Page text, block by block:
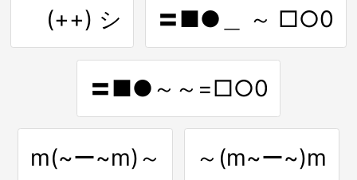
ゞ(++) シ 〓■●＿ ～ □○0
〓■●～～=□○0
m(~ー~m)～ ～(m~ー~)m